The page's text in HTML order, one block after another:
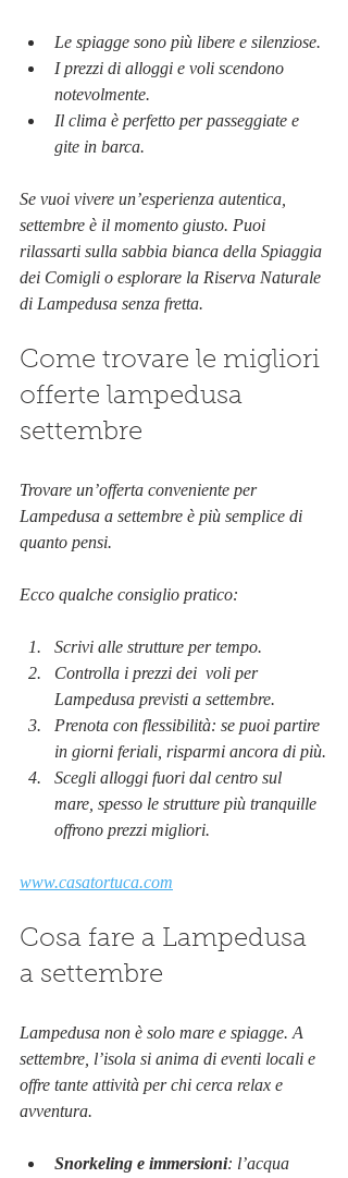
Le spiagge sono più libere e silenziose.
I prezzi di alloggi e voli scendono
notevolmente.
Il clima è perfetto per passeggiate e
gite in barca.
Se vuoi vivere un’esperienza autentica,
settembre è il momento giusto. Puoi
rilassarti sulla sabbia bianca della Spiaggia
dei Comigli o esplorare la Riserva Naturale
di Lampedusa senza fretta.
Come trovare le migliori
offerte lampedusa
settembre
Trovare un’offerta conveniente per
Lampedusa a settembre è più semplice di
quanto pensi.
Ecco qualche consiglio pratico:
Scrivi alle strutture per tempo.
Controlla i prezzi dei  voli per
Lampedusa previsti a settembre.
Prenota con flessibilità: se puoi partire
in giorni feriali, risparmi ancora di più.
Scegli alloggi fuori dal centro sul
mare, spesso le strutture più tranquille
offrono prezzi migliori.
www.casatortuca.com
Cosa fare a Lampedusa
a settembre
Lampedusa non è solo mare e spiagge. A
settembre, l’isola si anima di eventi locali e
offre tante attività per chi cerca relax e
avventura.
Snorkeling e immersioni: l’acqua